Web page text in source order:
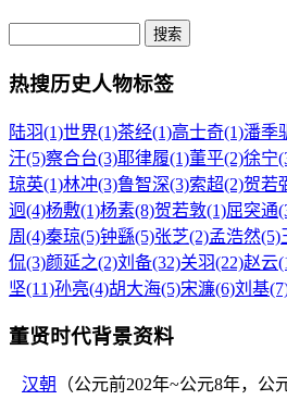
热搜历史人物标签
陆羽(1)世界(1)茶经(1)高士奇(1)潘季
汗(5)察合台(3)耶律履(1)董平(2)徐宁
琼英(1)林冲(3)鲁智深(3)索超(2)贺若
迥(4)杨敷(1)杨素(8)贺若敦(1)屈突通
周(4)秦琼(5)钟繇(5)张芝(2)孟浩然(5)
侃(3)颜延之(2)刘备(32)关羽(22)赵云
坚(11)孙亮(4)胡大海(5)宋濂(6)刘基
董贤时代背景资料
汉朝 （公元前202年~公元8年，公